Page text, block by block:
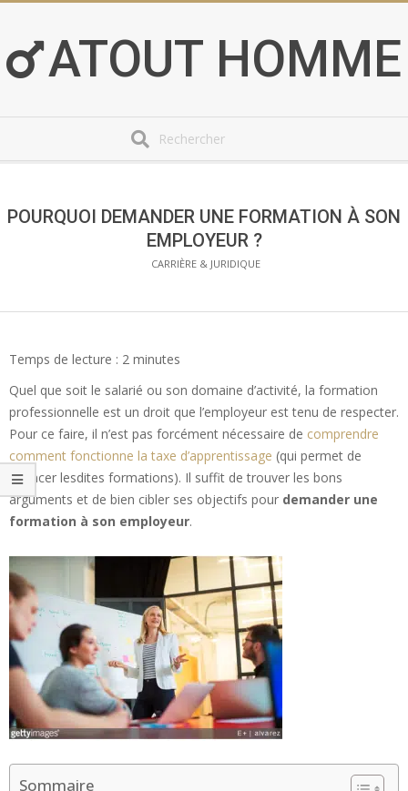
content ATOUT HOMME
Menu
POURQUOI DEMANDER UNE FORMATION À SON
EMPLOYEUR ?
CARRIÈRE & JURIDIQUE
Temps de lecture : 2 minutes
Quel que soit le salarié ou son domaine d’activité, la formation
professionnelle est un droit que l’employeur est tenu de respecter.
Pour ce faire, il n’est pas forcément nécessaire de comprendre
comment fonctionne la taxe d’apprentissage (qui permet de
financer lesdites formations). Il suffit de trouver les bons
arguments et de bien cibler ses objectifs pour demander une
formation à son employeur.
Sommaire